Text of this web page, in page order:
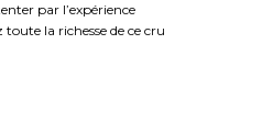
par l’expérience
la richesse de ce cru